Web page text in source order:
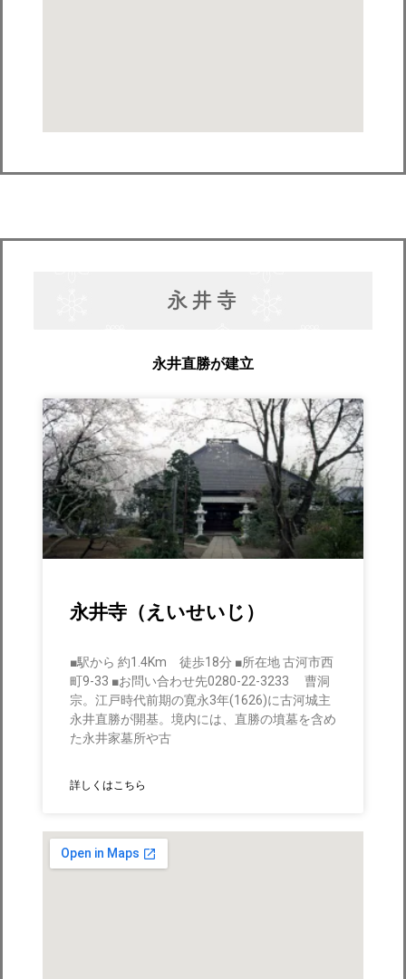
永井寺
永井直勝が建立
永井寺（えいせいじ）
■駅から 約1.4Km 徒歩18分 ■所在地 古河市西
町9-33 ■お問い合わせ先0280-22-3233 曹洞
宗。江戸時代前期の寛永3年(1626)に古河城主
永井直勝が開基。境内には、直勝の墳墓を含め
た永井家墓所や古
詳しくはこちら